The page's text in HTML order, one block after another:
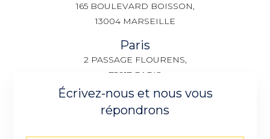
165 BOULEVARD BOISSON,
13004 MARSEILLE
Paris
2 PASSAGE FLOURENS,
75017 PARIS
Écrivez-nous et nous vous
répondrons